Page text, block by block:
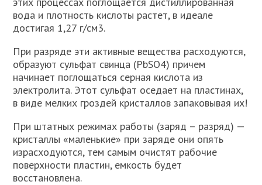
вода и плотность кислоты растет, в идеале
достигая 1,27 г/см3.
При разряде эти активные вещества расходуются,
образуют сульфат свинца (PbSO4) причем
начинает поглощаться серная кислота из
электролита. Этот сульфат оседает на пластинах,
в виде мелких гроздей кристаллов запаковывая их!
При штатных режимах работы (заряд – разряд) —
кристаллы «маленькие» при заряде они опять
израсходуются, тем самым очистят рабочие
поверхности пластин, емкость будет
восстановлена.